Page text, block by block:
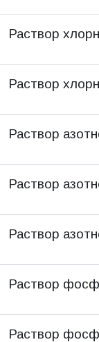
Раствор
Раствор
Раствор
Раствор
Раствор
Раствор
Раствор